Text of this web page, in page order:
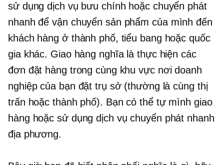
sử dụng dịch vụ bưu chính hoặc chuyển phát
nhanh để vận chuyển sản phẩm của mình đến
khách hàng ở thành phố, tiểu bang hoặc quốc
gia khác. Giao hàng nghĩa là thực hiện các
đơn đặt hàng trong cùng khu vực nơi doanh
nghiệp của bạn đặt trụ sở (thường là cùng thị
trấn hoặc thành phố). Bạn có thể tự mình giao
hàng hoặc sử dụng dịch vụ chuyển phát nhanh
địa phương.